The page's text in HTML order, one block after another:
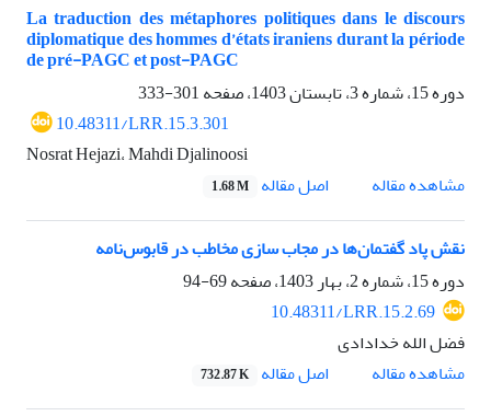
La traduction des métaphores politiques dans le discours
diplomatique des hommes d’états iraniens durant la période
de pré-PAGC et post-PAGC
دوره 15، شماره 3، تابستان 1403، صفحه
301-333
10.48311/LRR.15.3.301
Nosrat Hejazi، Mahdi Djalinoosi
مشاهده مقاله
اصل مقاله 1.68 M
نقش پاد گفتمان‌ها در مجاب سازی مخاطب در قابوس‌نامه
دوره 15، شماره 2، بهار 1403، صفحه
69-94
10.48311/LRR.15.2.69
فضل الله خدادادی
مشاهده مقاله
اصل مقاله 732.87 K